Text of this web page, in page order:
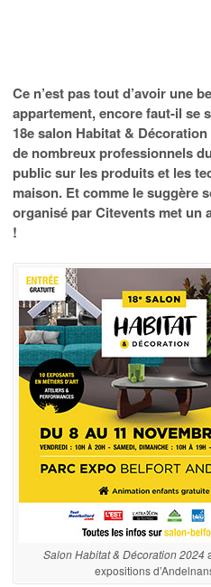
Ce n’est pas tout d’avoir une
appartement, encore faut-il se
18e salon Habitat &
de nombreux professionnels
public sur les produits et les
maison. Et comme le suggère
organisé par Citevents met un
!
Salon Habitat & Décoration 2024
expositions